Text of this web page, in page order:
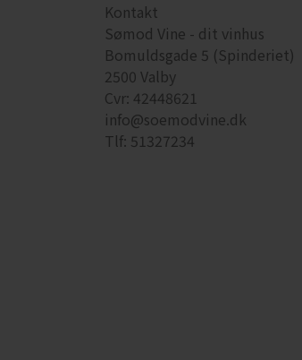
Kontakt
Sømod Vine - dit vinhus
Bomuldsgade 5 (Spinderiet)
2500 Valby
Cvr: 42448621
info@soemodvine.dk
Tlf: 51327234